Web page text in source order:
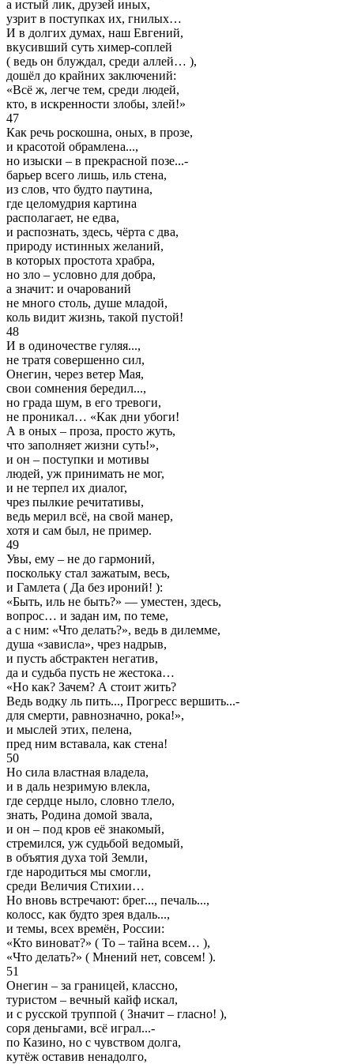
а истый лик, друзей иных,
узрит в поступках их, гнилых…
И в долгих думах, наш Евгений,
вкусивший суть химер-соплей
( ведь он блуждал, среди аллей… ),
дошёл до крайних заключений:
«Всё ж, легче тем, среди людей,
кто, в искренности злобы, злей!»
47
Как речь роскошна, оных, в прозе,
и красотой обрамлена...,
но изыски – в прекрасной позе...-
барьер всего лишь, иль стена,
из слов, что будто паутина,
где целомудрия картина
располагает, не едва,
и распознать, здесь, чёрта с два,
природу истинных желаний,
в которых простота храбра,
но зло – условно для добра,
а значит: и очарований
не много столь, душе младой,
коль видит жизнь, такой пустой!
48
И в одиночестве гуляя...,
не тратя совершенно сил,
Онегин, через ветер Мая,
свои сомнения бередил...,
но града шум, в его тревоги,
не проникал… «Как дни убоги!
А в оных – проза, просто жуть,
что заполняет жизни суть!»,
и он – поступки и мотивы
людей, уж принимать не мог,
и не терпел их диалог,
чрез пылкие речитативы,
ведь мерил всё, на свой манер,
хотя и сам был, не пример.
49
Увы, ему – не до гармоний,
поскольку стал зажатым, весь,
и Гамлета ( Да без ироний! ):
«Быть, иль не быть?» — уместен, здесь,
вопрос… и задан им, по теме,
а с ним: «Что делать?», ведь в дилемме,
душа «зависла», чрез надрыв,
и пусть абстрактен негатив,
да и судьба пусть не жестока…
«Но как? Зачем? А стоит жить?
Ведь водку ль пить..., Прогресс вершить...-
для смерти, равнозначно, рока!»,
и мыслей этих, пелена,
пред ним вставала, как стена!
50
Но сила властная владела,
и в даль незримую влекла,
где сердце ныло, словно тлело,
знать, Родина домой звала,
и он – под кров её знакомый,
стремился, уж судьбой ведомый,
в объятия духа той Земли,
где народиться мы смогли,
среди Величия Стихии…
Но вновь встречают: брег..., печаль...,
колосс, как будто зрея вдаль...,
и темы, всех времён, России:
«Кто виноват?» ( То – тайна всем… ),
«Что делать?» ( Мнений нет, совсем! ).
51
Онегин – за границей, классно,
туристом – вечный кайф искал,
и с русской труппой ( Значит – гласно! ),
соря деньгами, всё играл...-
по Казино, но с чувством долга,
кутёж оставив ненадолго,